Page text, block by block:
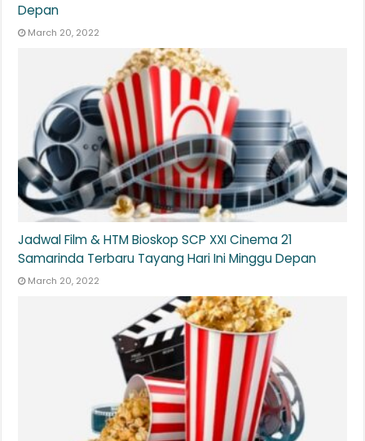
Depan
March 20, 2022
Jadwal Film & HTM Bioskop SCP XXI Cinema 21
Samarinda Terbaru Tayang Hari Ini Minggu Depan
March 20, 2022